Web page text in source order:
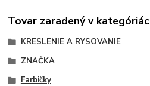
Tovar zaradený v
KRESLENIE A RYSOVANIE
ZNAČKA
Farbičky